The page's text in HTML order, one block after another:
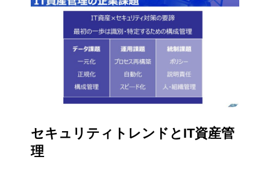
セキュリティトレンドとIT資産管
理